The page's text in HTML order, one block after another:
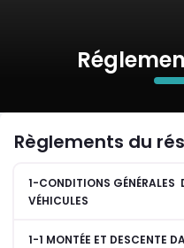
Règlements du
1-CONDITIONS GÉNÉRALES
VÉHICULES
1-1 MONTÉE ET DESCENTE